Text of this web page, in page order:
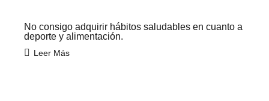
No consigo adquirir hábitos saludables en cuanto a
deporte y alimentación.
Leer Más